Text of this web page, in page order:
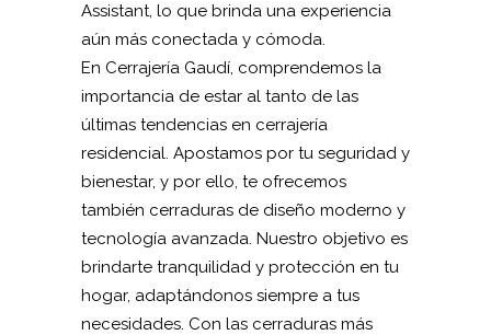
Assistant, lo que brinda una experiencia
aún más conectada y cómoda.
En Cerrajería Gaudí, comprendemos la
importancia de estar al tanto de las
últimas tendencias en cerrajería
residencial. Apostamos por tu seguridad y
bienestar, y por ello, te ofrecemos
también cerraduras de diseño moderno y
tecnología avanzada. Nuestro objetivo es
brindarte tranquilidad y protección en tu
hogar, adaptándonos siempre a tus
necesidades. Con las cerraduras más